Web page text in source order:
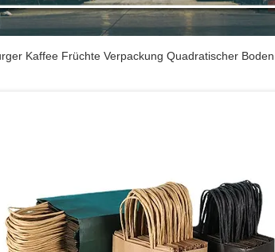
Kaffee Früchte Verpackung Quadratischer